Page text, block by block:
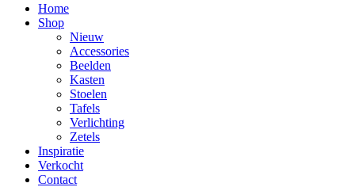
Home
Shop
Nieuw
Accessories
Beelden
Kasten
Stoelen
Tafels
Verlichting
Zetels
Inspiratie
Verkocht
Contact